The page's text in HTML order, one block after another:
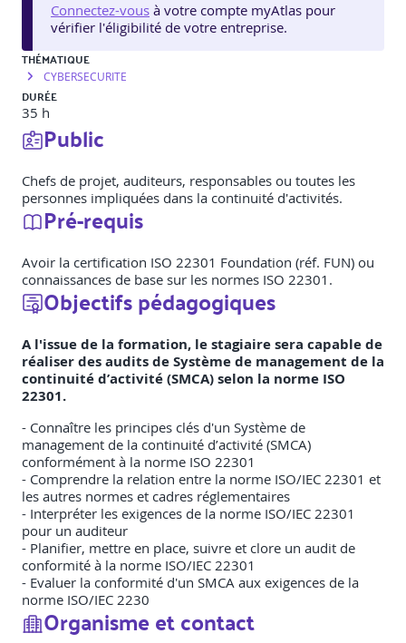
Connectez-vous à votre compte myAtlas pour
vérifier l'éligibilité de votre entreprise.
THÉMATIQUE
CYBERSECURITE
DURÉE
35 h
Public
Chefs de projet, auditeurs, responsables ou toutes les
personnes impliquées dans la continuité d'activités.
Pré-requis
Avoir la certification ISO 22301 Foundation (réf. FUN) ou
connaissances de base sur les normes ISO 22301.
Objectifs pédagogiques
A l'issue de la formation, le stagiaire sera capable de
réaliser des audits de Système de management de la
continuité d’activité (SMCA) selon la norme ISO
22301.
- Connaître les principes clés d'un Système de
management de la continuité d’activité (SMCA)
conformément à la norme ISO 22301
- Comprendre la relation entre la norme ISO/IEC 22301 et
les autres normes et cadres réglementaires
- Interpréter les exigences de la norme ISO/IEC 22301
pour un auditeur
- Planifier, mettre en place, suivre et clore un audit de
conformité à la norme ISO/IEC 22301
- Evaluer la conformité d'un SMCA aux exigences de la
norme ISO/IEC 2230
Organisme et contact